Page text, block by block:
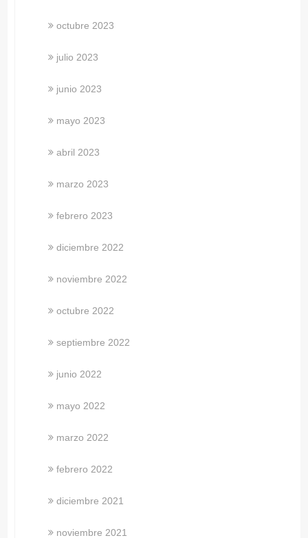
octubre 2023
julio 2023
junio 2023
mayo 2023
abril 2023
marzo 2023
febrero 2023
diciembre 2022
noviembre 2022
octubre 2022
septiembre 2022
junio 2022
mayo 2022
marzo 2022
febrero 2022
diciembre 2021
noviembre 2021